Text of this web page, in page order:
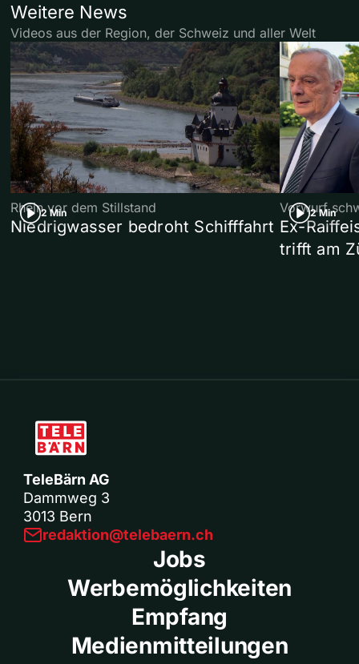
Weitere News
Videos aus der Region, der Schweiz und aller Welt
2 Min
Rhein vor dem Stillstand
Niedrigwasser bedroht Schifffahrt
2 Min
Vorwurf
Ex-
trifft am
TeleBärn AG
Dammweg 3
3013 Bern
redaktion@telebaern.ch
Jobs
Werbemöglichkeiten
Empfang
Medienmitteilungen